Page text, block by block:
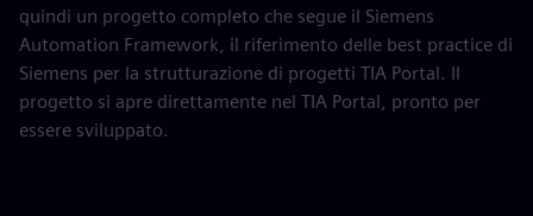
quindi un progetto completo che segue il Siemens
Automation Framework, il riferimento delle best practice di
Siemens per la strutturazione di progetti TIA Portal. Il
progetto si apre direttamente nel TIA Portal, pronto per
essere sviluppato.